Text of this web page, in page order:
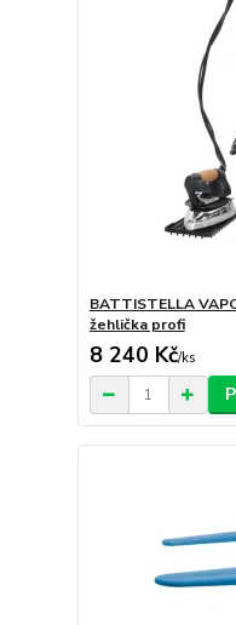
BATTISTELLA
žehlička profi
8 240 Kč/ks